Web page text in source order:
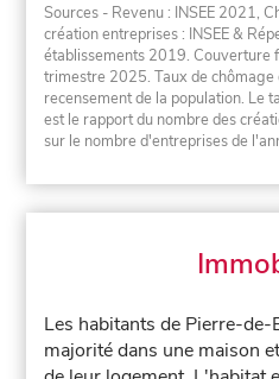
Sources - Revenu : INSEE 2021,
création entreprises : INSEE &
établissements 2019. Couverture
trimestre 2025. Taux de chômage
recensement de la population. Le
est le rapport du nombre des
sur le nombre d'entreprises de
Les habitants de Pierre-
majorité dans une maison